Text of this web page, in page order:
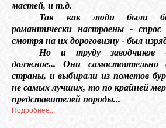
мастей, и т.д.
Так как люди были
романтически настроены -
смотря на их дороговизну - был
Но и труду заводчиков
должное... Они самостоятельно
страны, и выбирали из пометов
не самых лучших, то по крайней
представителей породы...
Подробнее...